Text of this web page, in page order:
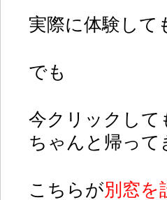
実際に体験して
でも
今クリックして
ちゃんと帰って
こちらが別窓を